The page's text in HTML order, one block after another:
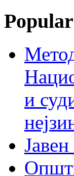
Popular
и